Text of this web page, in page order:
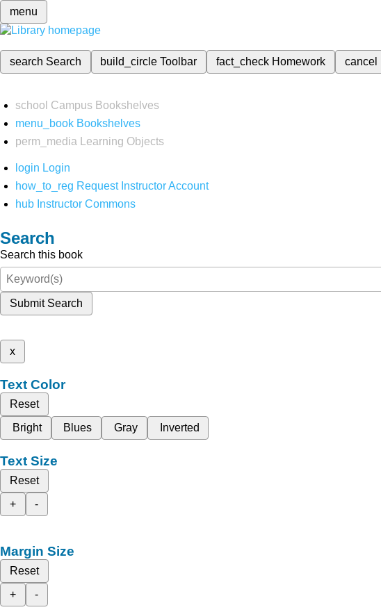
menu
search Search build_circleToolbar fact_check Homework cancel
school Campus Bookshelves
menu_book Bookshelves
perm_media
Learning Objects
login Login
how_to_reg Request Instructor Account
hub Instructor Commons
Search
Search this book
Submit Search
x
Text Color
Reset
Bright
Blues Gray Inverted
Text Size
Reset
+
-
Margin Size
Reset
+
-